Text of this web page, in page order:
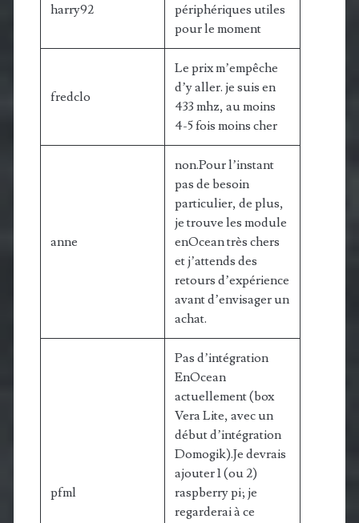
harry92
périphériques utiles
pour le moment
fredclo
Le prix m’empêche
d’y aller. je suis en
433 mhz, au moins
4-5 fois moins cher
anne
non.Pour l’instant
pas de besoin
particulier, de plus,
je trouve les module
enOcean très chers
et j’attends des
retours d’expérience
avant d’envisager un
achat.
pfml
Pas d’intégration
EnOcean
actuellement (box
Vera Lite, avec un
début d’intégration
Domogik).Je devrais
ajouter 1 (ou 2)
raspberry pi; je
regarderai à ce